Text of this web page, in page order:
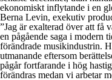
ekonomiskt inflytande i en
Berna Levin, exekutiv
”Jag är exalterad över att få
en pågående saga i modern
förändrade musikindustrin.
utmanande eftersom
pågår fortfarande i hög
förändras medan vi arbetar